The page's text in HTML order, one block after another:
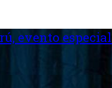
evento